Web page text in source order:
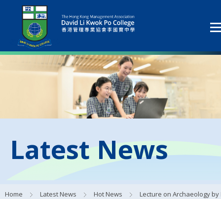
Latest News
Home Latest News Hot News Lecture on Archaeology by Professor Tang Jigen 著名考古學家唐際根教授蒞